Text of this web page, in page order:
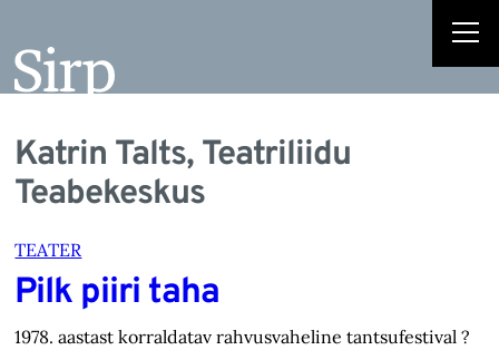
Katrin Talts, Teatriliidu
Teabekeskus
TEATER
Pilk piiri taha
1978. aastast korraldatav rahvusvaheline tantsufestival ?